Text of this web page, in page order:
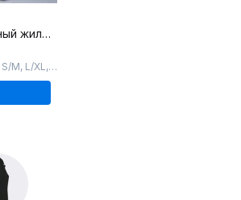
Демисезонный черный жилет с плащёвой тканью и текстилем
S/M, L/XL, 44-46